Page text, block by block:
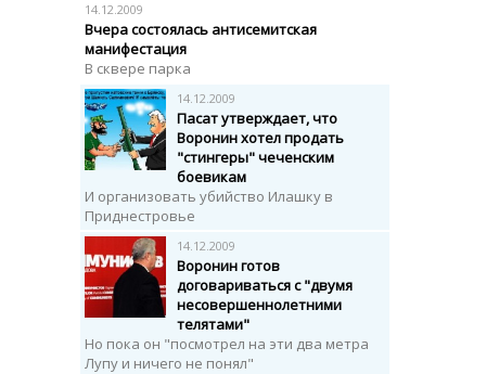
14.12.2009
Вчера состоялась антисемитская
манифестация
В сквере парка
14.12.2009
Пасат утверждает, что
Воронин хотел продать
"стингеры" чеченским
боевикам
И организовать убийство Илашку в
Приднестровье
14.12.2009
Воронин готов
договариваться с "двумя
несовершеннолетними
телятами"
Но пока он "посмотрел на эти два метра
Лупу и ничего не понял"